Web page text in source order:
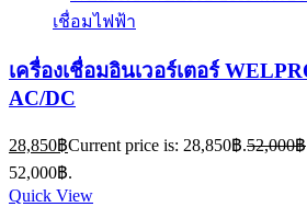
เครื่องเชื่อมอินเวอร์เตอร์
AC/DC
28,850฿Current price is: 28,850฿.52,000฿
52,000฿.
Quick View